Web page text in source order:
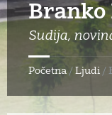
Branko
Sudija,
Početna / Ljudi /